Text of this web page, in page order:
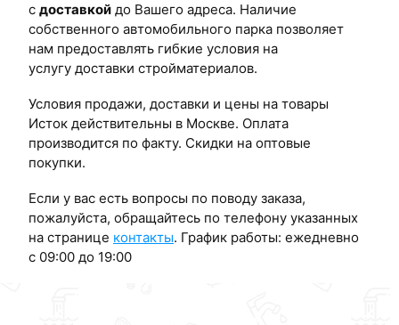
с доставкой до Вашего адреса. Наличие
собственного автомобильного парка позволяет
нам предоставлять гибкие условия на
услугу доставки стройматериалов.
Условия продажи, доставки и цены на товары
Исток действительны в Москве. Оплата
производится по факту. Скидки на оптовые
покупки.
Если у вас есть вопросы по поводу заказа,
пожалуйста, обращайтесь по телефону указанных
на странице контакты. График работы: ежедневно
с 09:00 до 19:00